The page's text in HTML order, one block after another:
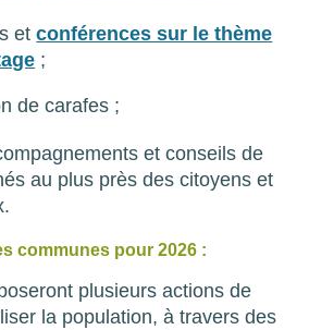
etconférences sur le thème
;
de carafes ;
et conseils de
au plus près des citoyens et
communes pour 2026 :
plusieurs actions de
la population, à travers des